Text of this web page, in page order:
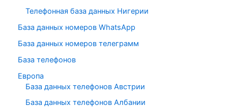
Телефонная база данных Нигерии
База данных номеров WhatsApp
База данных номеров телеграмм
База телефонов
Европа
База данных телефонов Австрии
База данных телефонов Албании